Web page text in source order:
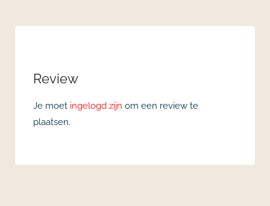
Review
Je moet ingelogd zijn om een review te
plaatsen.